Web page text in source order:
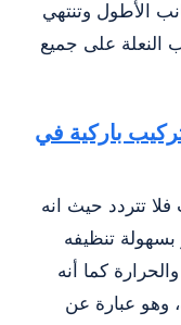
الأطول وتنتهي
النعلة على جميع
باركية في
تتردد حيث انه
بسهولة تنظيفه
كما أنه
وهو عبارة عن